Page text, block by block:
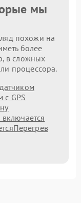
мы
похожи на
более
в сложных
процессора.
GPS
Перегрев